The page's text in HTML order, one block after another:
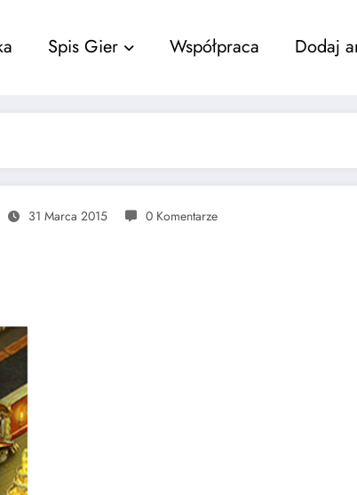
Spis Gier Współpraca Dodaj
31 Marca 2015 0 Komentarze